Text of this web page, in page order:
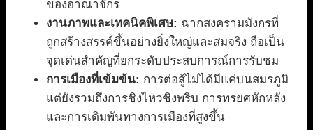
ของอาณาจักร
งานภาพและเทคนิคพิเศษ: ฉากสงครามมังกรที่
ถูกสร้างสรรค์ขึ้นอย่างยิ่งใหญ่และสมจริง ถือเป็น
จุดเด่นสำคัญที่ยกระดับประสบการณ์การรับชม
การเมืองที่เข้มข้น: การต่อสู้ไม่ได้มีแค่บนสมรภูมิ
แต่ยังรวมถึงการชิงไหวชิงพริบ การทรยศหักหลัง
และการเดิมพันทางการเมืองที่สูงขึ้น